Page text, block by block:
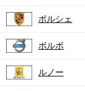
ポルシェ
ボルボ
ルノー